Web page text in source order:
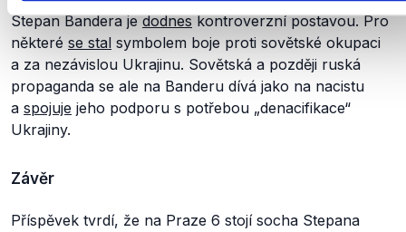
Stepan Bandera jedodneskontroverzní postavou. Pro
některé se stal symbolem boje proti sovětské okupaci
a za nezávislou Ukrajinu. Sovětská a později ruská
propaganda se ale na Banderu dívá jako na nacistu
a spojuje jeho podporu s potřebou „denacifikace“
Ukrajiny.
Závěr
Příspěvek tvrdí, že na Praze 6 stojí socha Stepana